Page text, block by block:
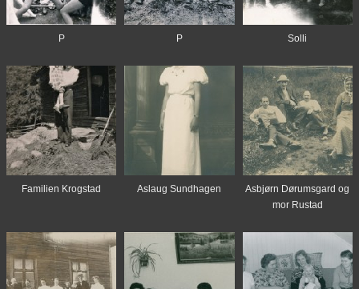
P P Solli
Familien Krogstad Aslaug Sundhagen
Asbjørn Dørumsgard og
mor Rustad